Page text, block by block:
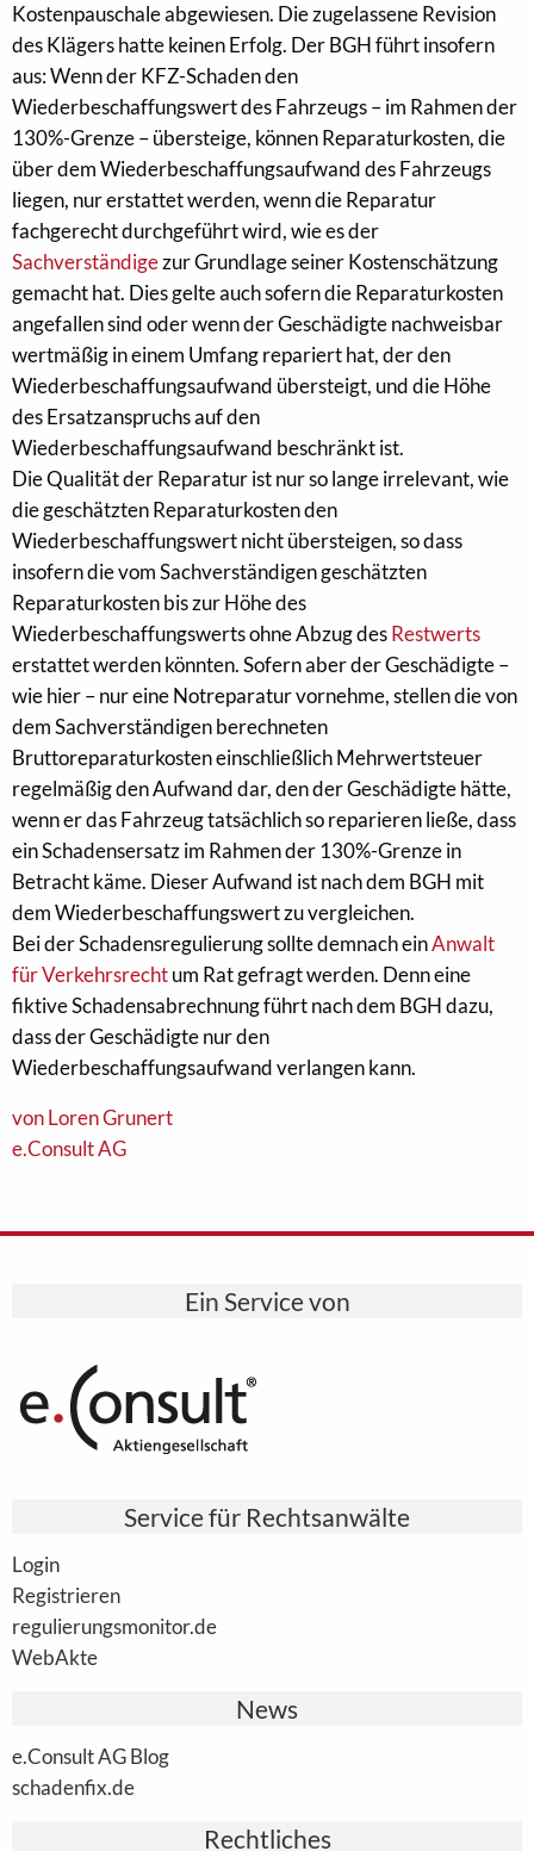
Kostenpauschale abgewiesen. Die zugelassene Revision
des Klägers hatte keinen Erfolg. Der BGH führt insofern
aus: Wenn der KFZ-Schaden den
Wiederbeschaffungswert des Fahrzeugs – im Rahmen der
130%-Grenze – übersteige, können Reparaturkosten, die
über dem Wiederbeschaffungsaufwand des Fahrzeugs
liegen, nur erstattet werden, wenn die Reparatur
fachgerecht durchgeführt wird, wie es der
Sachverständigezur Grundlage seiner Kostenschätzung
gemacht hat. Dies gelte auch sofern die Reparaturkosten
angefallen sind oder wenn der Geschädigte nachweisbar
wertmäßig in einem Umfang repariert hat, der den
Wiederbeschaffungsaufwand übersteigt, und die Höhe
des Ersatzanspruchs auf den
Wiederbeschaffungsaufwand beschränkt ist.
Die Qualität der Reparatur ist nur so lange irrelevant, wie
die geschätzten Reparaturkosten den
Wiederbeschaffungswert nicht übersteigen, so dass
insofern die vom Sachverständigen geschätzten
Reparaturkosten bis zur Höhe des
Wiederbeschaffungswerts ohne Abzug desRestwerts
erstattet werden könnten. Sofern aber der Geschädigte –
wie hier – nur eine Notreparatur vornehme, stellen die von
dem Sachverständigen berechneten
Bruttoreparaturkosten einschließlich Mehrwertsteuer
regelmäßig den Aufwand dar, den der Geschädigte hätte,
wenn er das Fahrzeug tatsächlich so reparieren ließe, dass
ein Schadensersatz im Rahmen der 130%-Grenze in
Betracht käme. Dieser Aufwand ist nach dem BGH mit
dem Wiederbeschaffungswert zu vergleichen.
Bei der Schadensregulierung sollte demnach einAnwalt
für Verkehrsrechtum Rat gefragt werden. Denn eine
fiktive Schadensabrechnung führt nach dem BGH dazu,
dass der Geschädigte nur den
Wiederbeschaffungsaufwand verlangen kann.
von Loren Grunert
e.Consult AG
Ein Service von
Service für Rechtsanwälte
Login
Registrieren
regulierungsmonitor.de
WebAkte
News
e.Consult AG Blog
schadenfix.de
Rechtliches